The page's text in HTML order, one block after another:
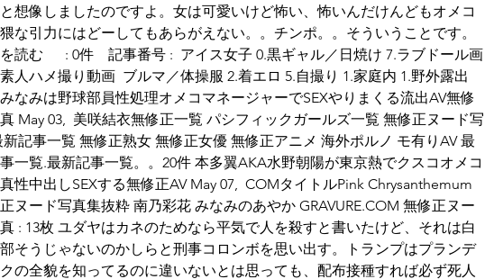
想像しましたのですよ。女は可愛いけど怖い、怖いんだけんどもオメコ
な引力にはどーしてもあらがえない。。チンポ。。そういうことです。
読む 　 : 0件　記事番号 :  アイス女子 0.黒ギャル／日焼け 7.ラブドール画
人ハメ撮り動画  ブルマ／体操服 2.着エロ 5.自撮り 1.家庭内 1.野外露出
なみは野球部員性処理オメコマネージャーでSEXやりまくる流出AV無修
May 03,  美咲結衣無修正一覧 パシフィックガールズ一覧 無修正ヌード写
新記事一覧 無修正熟女 無修正女優 無修正アニメ 海外ポルノ モ有りAV 最
一覧.最新記事一覧。。20件 本多翼AKA水野朝陽が東京熱でクスコオメコ
性中出しSEXする無修正AV May 07,  COMタイトルPink Chrysanthemum
ヌード写真集抜粋 南乃彩花 みなみのあやか GRAVURE.COM 無修正ヌー
真 : 13枚 ユダヤはカネのためなら平気で人を殺すと書いたけど、それは白
そうじゃないのかしらと刑事コロンボを思い出す。トランプはプランデ
クの全貌を知ってるのに違いないとは思っても、配布接種すれば必ず死人